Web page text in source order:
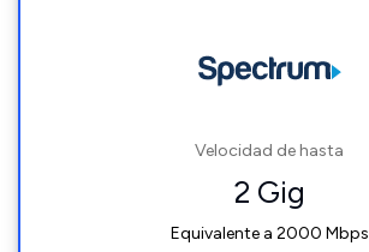
Velocidad de hasta
2 Gig
Equivalente a 2000 Mbps